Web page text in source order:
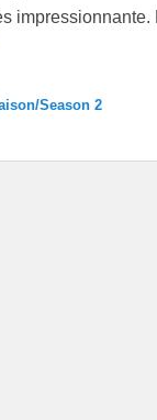
impressionnante.
Season 2